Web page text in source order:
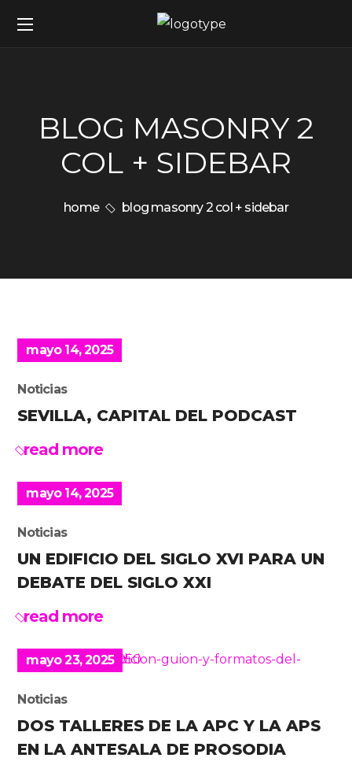
BLOG MASONRY 2
COL + SIDEBAR
home blog masonry 2 col + sidebar
mayo 14, 2025
Noticias
SEVILLA, CAPITAL DEL PODCAST
read more
mayo 14, 2025
Noticias
UN EDIFICIO DEL SIGLO XVI PARA UN
DEBATE DEL SIGLO XXI
read more
mayo 23, 2025
Noticias
DOS TALLERES DE LA APC Y LA APS
EN LA ANTESALA DE PROSODIA